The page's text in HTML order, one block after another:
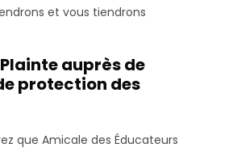
et vous tiendrons
auprès de
protection des
que Amicale des Éducateurs